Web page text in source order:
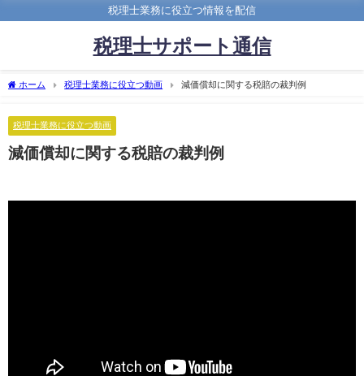
税理士業務に役立つ情報を配信
税理士サポート通信
ホーム 税理士業務に役立つ動画 減価償却に関する税賠の裁判例
税理士業務に役立つ動画
減価償却に関する税賠の裁判例